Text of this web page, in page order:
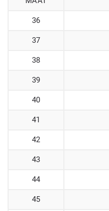
36
37
38
39
40
41
42
43
44
45